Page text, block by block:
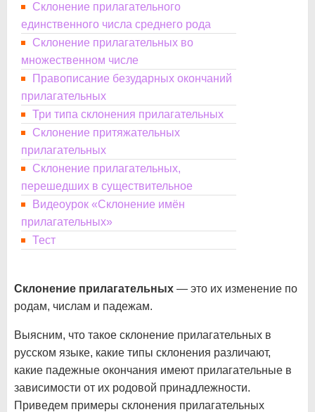
Склонение прилагательного
единственного числа среднего рода
Склонение прилагательных во
множественном числе
Правописание безударных окончаний
прилагательных
Три типа склонения прилагательных
Склонение притяжательных
прилагательных
Склонение прилагательных,
перешедших в существительное
Видеоурок «Склонение имён
прилагательных»
Тест
Склонение прилагательных — это их изменение по
родам, числам и падежам.
Выясним, что такое склонение прилагательных в
русском языке, какие типы склонения различают,
какие падежные окончания имеют прилагательные в
зависимости от их родовой принадлежности.
Приведем примеры склонения прилагательных